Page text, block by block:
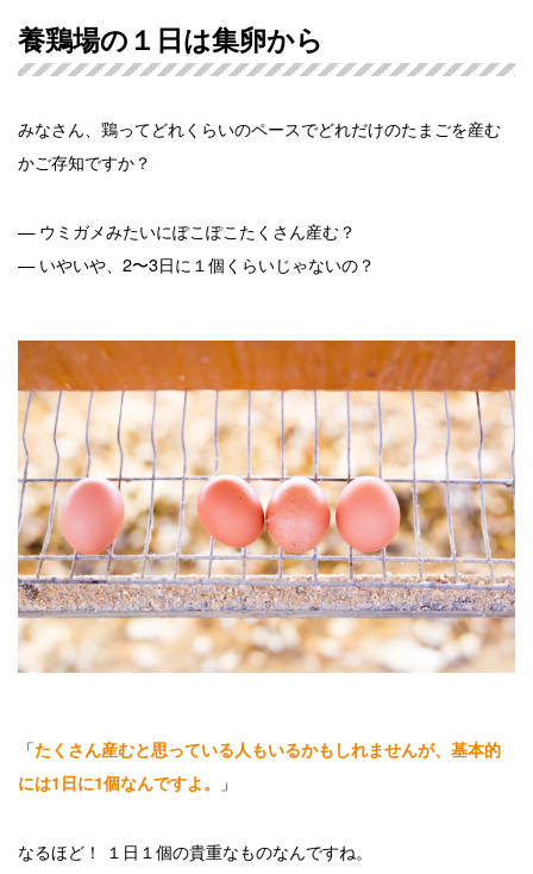
養鶏場の１日は集卵から
みなさん、鶏ってどれくらいのペースでどれだけのたまごを産む
かご存知ですか？
— ウミガメみたいにぽこぽこたくさん産む？
— いやいや、2〜3日に１個くらいじゃないの？
「たくさん産むと思っている人もいるかもしれませんが、基本的
には1日に1個なんですよ。
」
なるほど！ １日１個の貴重なものなんですね。